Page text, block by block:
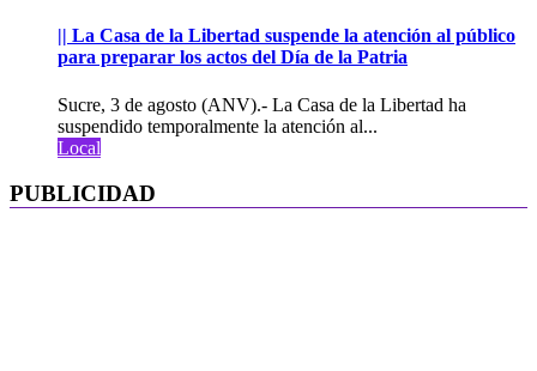
|| La Casa de la Libertad suspende la atención al público
para preparar los actos del Día de la Patria
Sucre, 3 de agosto (ANV).- La Casa de la Libertad ha
suspendido temporalmente la atención al...
Local
PUBLICIDAD